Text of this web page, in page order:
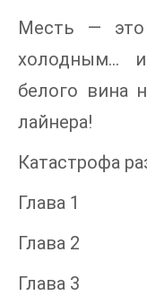
Месть —
холодным...
белого вина
лайнера!
Катастрофа
Глава 1
Глава 2
Глава 3